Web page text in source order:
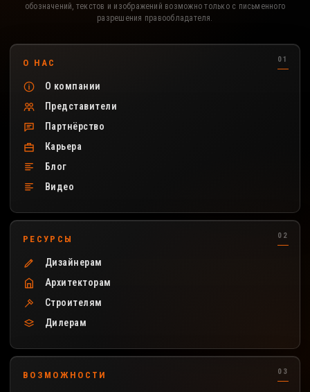
обозначений, текстов и изображений возможно только с письменного
разрешения правообладателя.
Полезные разделы сайта FerGipps
О НАС
О компании
Представители
Партнёрство
Карьера
Блог
Видео
РЕСУРСЫ
Дизайнерам
Архитекторам
Строителям
Дилерам
ВОЗМОЖНОСТИ